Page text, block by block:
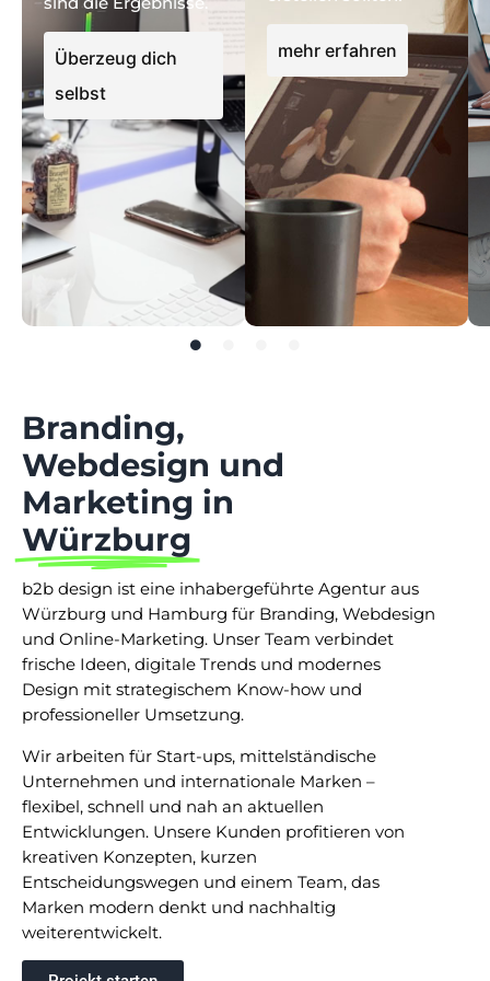
Überzeug dich
selbst
mehr erfahren
Branding,
Webdesign und
Marketing in
Würzburg
b2b design ist eine inhabergeführte Agentur aus
Würzburg und Hamburg für Branding, Webdesign
und Online-Marketing. Unser Team verbindet
frische Ideen, digitale Trends und modernes
Design mit strategischem Know-how und
professioneller Umsetzung.
Wir arbeiten für Start-ups, mittelständische
Unternehmen und internationale Marken –
flexibel, schnell und nah an aktuellen
Entwicklungen. Unsere Kunden profitieren von
kreativen Konzepten, kurzen
Entscheidungswegen und einem Team, das
Marken modern denkt und nachhaltig
weiterentwickelt.